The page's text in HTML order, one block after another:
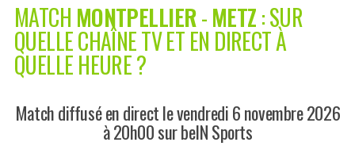
MATCH MONTPELLIER-METZ: SUR
QUELLE CHAÎNE TV ET EN DIRECT À
QUELLE HEURE ?
Match diffusé en direct le vendredi 6 novembre 2026
à 20h00 sur beIN Sports